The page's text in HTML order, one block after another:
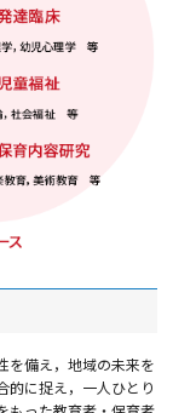
を備え，地域の未来を
的に捉え，一人ひとり